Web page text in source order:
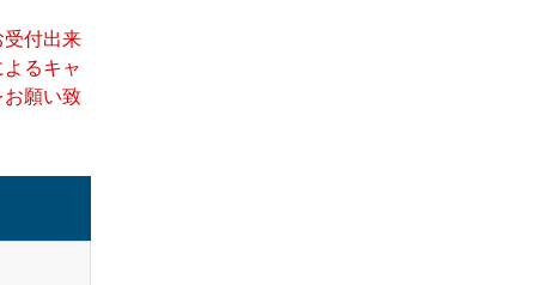
付出来
るキャ
お願い致